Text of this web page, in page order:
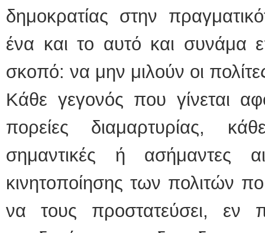
δημοκρατίας στην
ένα και το αυτό και συνάμα
σκοπό: να μην μιλούν οι
Κάθε γεγονός που γίνεται
πορείες διαμαρτυρίας,
σημαντικές ή ασήμαντες
κινητοποίησης των πολιτών
να τους προστατεύσει, εν